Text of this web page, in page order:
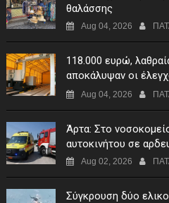
θαλάσσης
Aug 04, 2026
118.000 ευρώ,
αποκάλυψαν οι
Μαυρομάτι
Aug 04, 2026
Άρτα: Στο
αυτοκινήτου σε
Aug 02, 2026
Σύγκρουση δύο